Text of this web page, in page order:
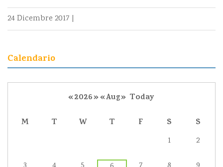
24 Dicembre 2017 |
Calendario
«2026»«Aug» Today
M
T W T F S S
1 2